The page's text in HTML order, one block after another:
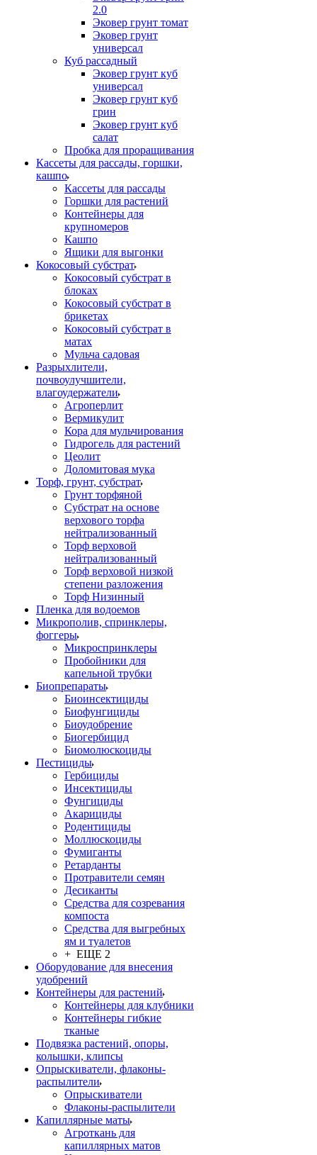
2.0
Эковер грунт томат
Эковер грунт
универсал
Куб рассадный
Эковер грунт куб
универсал
Эковер грунт куб
грин
Эковер грунт куб
салат
Пробка для проращивания
Кассеты для рассады, горшки,
кашпо
Кассеты для рассады
Горшки для растений
Контейнеры для
крупномеров
Кашпо
Ящики для выгонки
Кокосовый субстрат
Кокосовый субстрат в
блоках
Кокосовый субстрат в
брикетах
Кокосовый субстрат в
матах
Мульча садовая
Разрыхлители,
почвоулучшители,
влагоудержатели
Агроперлит
Вермикулит
Кора для мульчирования
Гидрогель для растений
Цеолит
Доломитовая мука
Торф, грунт, субстрат
Грунт торфяной
Субстрат на основе
верхового торфа
нейтрализованный
Торф верховой
нейтрализованный
Торф верховой низкой
степени разложения
Торф Низинный
Пленка для водоемов
Микрополив, спринклеры,
фоггеры
Микроспринклеры
Пробойники для
капельной трубки
Биопрепараты
Биоинсектициды
Биофунгициды
Биоудобрение
Биогербицид
Биомолюскоциды
Пестициды
Гербициды
Инсектициды
Фунгициды
Акарициды
Родентициды
Моллюскоциды
Фумиганты
Ретарданты
Протравители семян
Десиканты
Средства для созревания
компоста
Средства для выгребных
ям и туалетов
+ ЕЩЕ 2
Оборудование для внесения
удобрений
Контейнеры для растений
Контейнеры для клубники
Контейнеры гибкие
тканые
Подвязка растений, опоры,
колышки, клипсы
Опрыскиватели, флаконы-
распылители
Опрыскиватели
Флаконы-распылители
Капиллярные маты
Агроткань для
капиллярных матов